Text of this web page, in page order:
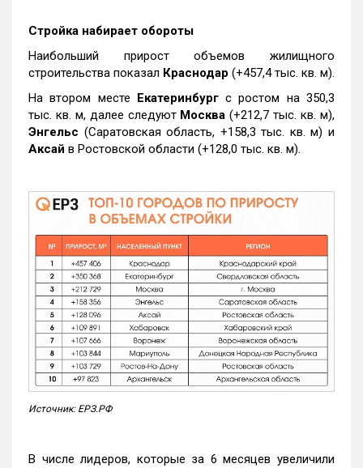
Стройка набирает обороты
Наибольший прирост объемов жилищного
строительства показал Краснодар (+457,4 тыс. кв. м).
На втором месте Екатеринбургс ростом на 350,3
тыс. кв. м, далее следуют Москва (+212,7 тыс. кв. м),
Энгельс (Саратовская область, +158,3 тыс. кв. м) и
Аксай в Ростовской области (+128,0 тыс. кв. м).
Источник: ЕРЗ.РФ
В числе лидеров, которые за 6 месяцев увеличили